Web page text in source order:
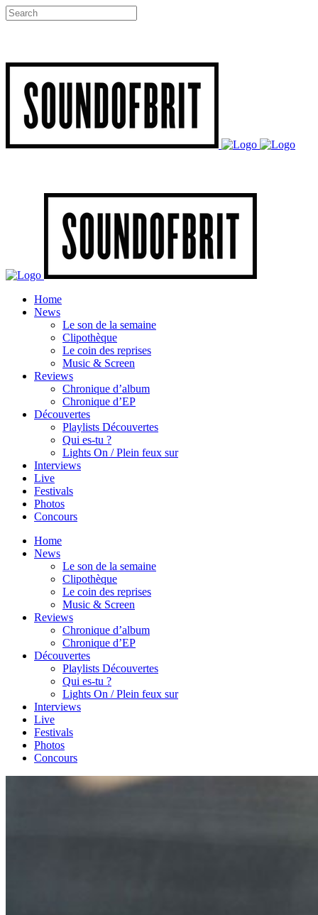
Home
News
Le son de la semaine
Clipothèque
Le coin des reprises
Music & Screen
Reviews
Chronique d’album
Chronique d’EP
Découvertes
Playlists Découvertes
Qui es-tu ?
Lights On / Plein feux sur
Interviews
Live
Festivals
Photos
Concours
Home
News
Le son de la semaine
Clipothèque
Le coin des reprises
Music & Screen
Reviews
Chronique d’album
Chronique d’EP
Découvertes
Playlists Découvertes
Qui es-tu ?
Lights On / Plein feux sur
Interviews
Live
Festivals
Photos
Concours